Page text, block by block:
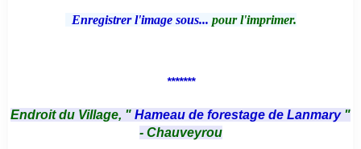
Enregistrer l'image sous... pour l'imprimer.
*******
Endroit du Village, " Hameau de forestage de Lanmary "
- Chauveyrou